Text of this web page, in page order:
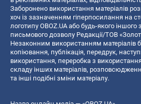
Заборонено використання матеріалів
хоч із зазначенням гіперпосилання на
логотипу OBOZ.UA або будь-якого іншого
письмового дозволу Редакції/ТОВ
Незаконним використанням матеріалів
копiювання, публiкацiя, передрук,
використання, переробка з
складу інших матеріалів,
та інші подібні зміни матеріалу.